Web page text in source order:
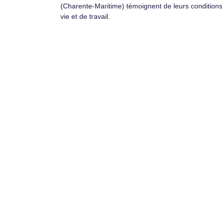
(Charente-Maritime) témoignent de leurs
vie et de travail.